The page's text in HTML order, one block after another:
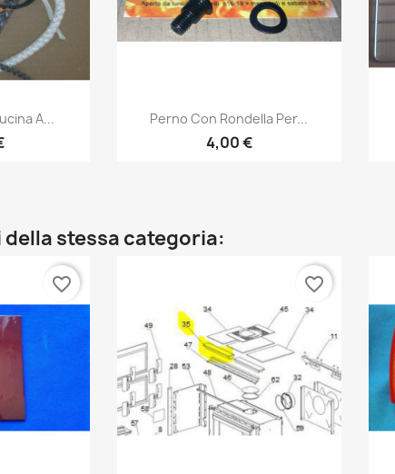
A... Anteprima
Perno Con Rondella Per...
4,00 €
stessa categoria:
favorite_border favorite_border